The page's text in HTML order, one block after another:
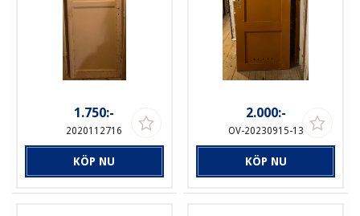
1.750:-
2020112716
KÖP NU
2.000:-
OV-20230915-13
KÖP NU